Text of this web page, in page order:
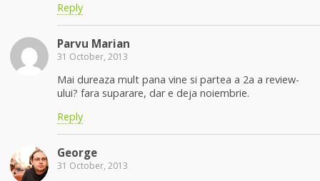
Reply
Parvu Marian
31 October, 2013
Mai dureaza mult pana vine si partea a 2a a review-
ului? fara suparare, dar e deja noiembrie.
Reply
George
31 October, 2013